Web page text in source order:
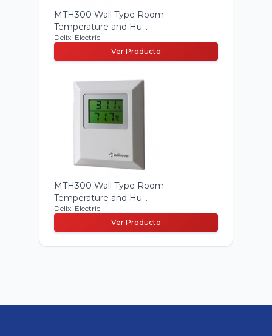
MTH300 Wall Type Room
Temperature and Hu...
Delixi Electric
Ver Producto
MTH300 Wall Type Room
Temperature and Hu...
Delixi Electric
Ver Producto